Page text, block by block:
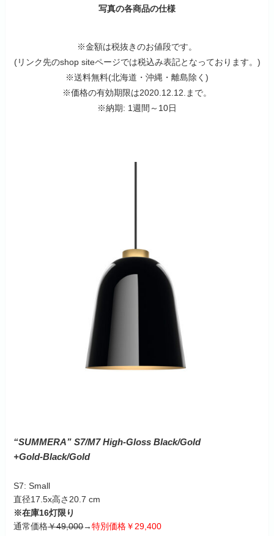
写真の各商品の仕様
※金額は税抜きのお値段です。
(リンク先のshop siteページでは税込み表記となっております。)
※送料無料(北海道・沖縄・離島除く)
※価格の有効期限は2020.12.12.まで。
※納期: 1週間～10日
“SUMMERA” S7/M7 High-Gloss Black/Gold
+Gold-Black/Gold
S7: Small
直径17.5x高さ20.7 cm
※在庫16灯限り
通常価格￥49,000→特別価格￥29,400